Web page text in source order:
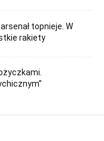
topnieje. W
rakiety